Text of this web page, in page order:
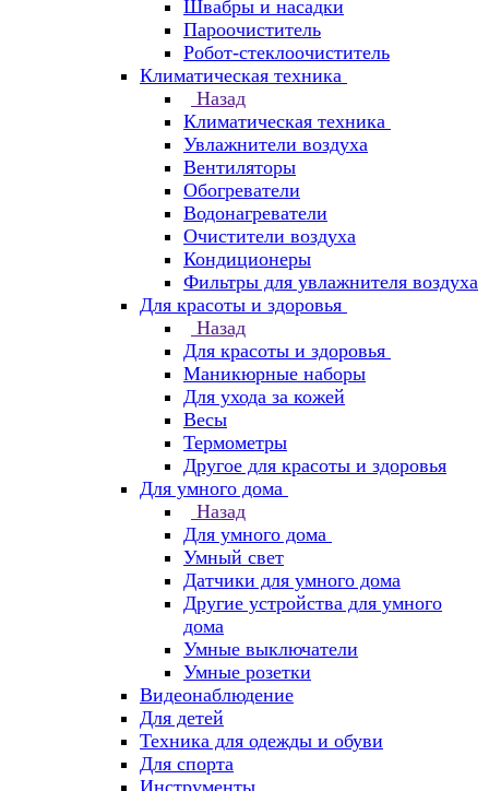
Швабры и насадки
Пароочиститель
Робот-стеклоочиститель
Климатическая техника
Назад
Климатическая техника
Увлажнители воздуха
Вентиляторы
Обогреватели
Водонагреватели
Очистители воздуха
Кондиционеры
Фильтры для увлажнителя воздуха
Для красоты и здоровья
Назад
Для красоты и здоровья
Маникюрные наборы
Для ухода за кожей
Весы
Термометры
Другое для красоты и здоровья
Для умного дома
Назад
Для умного дома
Умный свет
Датчики для умного дома
Другие устройства для умного
дома
Умные выключатели
Умные розетки
Видеонаблюдение
Для детей
Техника для одежды и обуви
Для спорта
Инструменты